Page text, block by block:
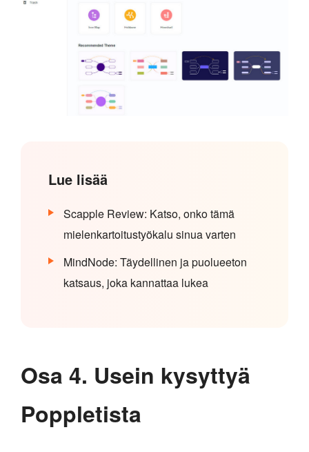
Lue lisää
Scapple Review: Katso, onko tämä
mielenkartoitustyökalu sinua varten
MindNode: Täydellinen ja puolueeton
katsaus, joka kannattaa lukea
Osa 4. Usein kysyttyä
Poppletista